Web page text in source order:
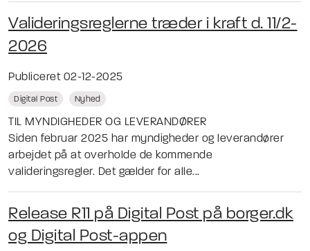
Valideringsreglerne træder i kraft d. 11/2-
2026
Publiceret 02-12-2025
Digital Post Nyhed
TIL MYNDIGHEDER OG LEVERANDØRER
Siden februar 2025 har myndigheder og leverandører
arbejdet på at overholde de kommende
valideringsregler. Det gælder for alle...
Release R11 på Digital Post på borger.dk
og Digital Post-appen